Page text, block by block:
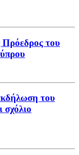
Πρόεδρος του
του